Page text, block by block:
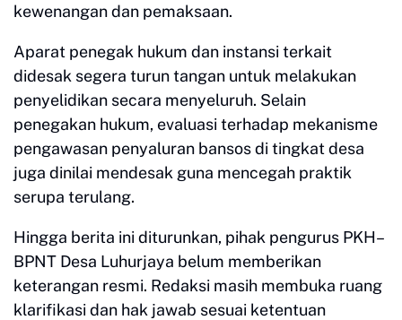
kewenangan dan pemaksaan.
Aparat penegak hukum dan instansi terkait
didesak segera turun tangan untuk melakukan
penyelidikan secara menyeluruh. Selain
penegakan hukum, evaluasi terhadap mekanisme
pengawasan penyaluran bansos di tingkat desa
juga dinilai mendesak guna mencegah praktik
serupa terulang.
Hingga berita ini diturunkan, pihak pengurus PKH–
BPNT Desa Luhurjaya belum memberikan
keterangan resmi. Redaksi masih membuka ruang
klarifikasi dan hak jawab sesuai ketentuan